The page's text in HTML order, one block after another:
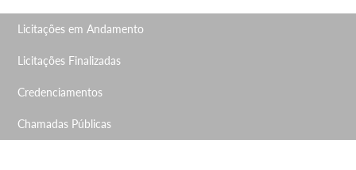
Licitações em Andamento
Licitações Finalizadas
Credenciamentos
Chamadas Públicas